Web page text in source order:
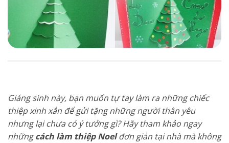
Giáng sinh này, bạn muốn tự tay làm ra những chiếc
thiệp xinh xắn để gửi tặng những người thân yêu
nhưng lại chưa có ý tưởng gì? Hãy tham khảo ngay
nhữngcách làm thiệp Noelđơn giản tại nhà mà không